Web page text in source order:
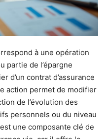
à une opération
partie de l’épargne
d’un contrat d’assurance
action permet de modifier
de l’évolution des
personnels ou du niveau
une composante clé de